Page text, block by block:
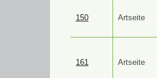
150 Artseite
161 Artseite